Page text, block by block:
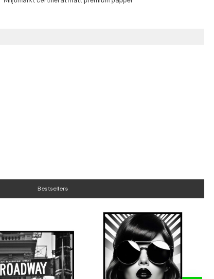
Bestsellers